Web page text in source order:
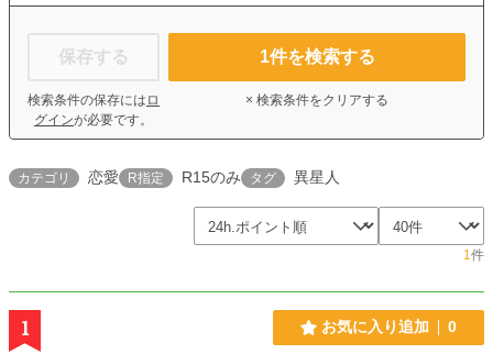
保存する
検索条件の保存には ロ
グインが必要です。
1件を検索する
× 検索条件をクリアする
カテゴリ 恋愛 R指定 R15のみ タグ 異星人
1件
1 お気に入り追加 0